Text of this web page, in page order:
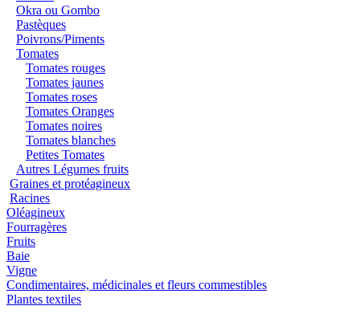
Okra ou Gombo
Pastèques
Poivrons/Piments
Tomates
Tomates rouges
Tomates jaunes
Tomates roses
Tomates Oranges
Tomates noires
Tomates blanches
Petites Tomates
Autres Légumes fruits
Graines et protéagineux
Racines
Oléagineux
Fourragères
Fruits
Baie
Vigne
Condimentaires, médicinales et fleurs commestibles
Plantes textiles